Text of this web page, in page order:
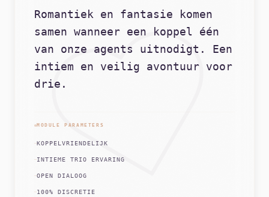
Romantiek en fantasie komen
samen wanneer een koppel één
van onze agents uitnodigt. Een
intiem en veilig avontuur voor
drie.
MODULE PARAMETERS
KOPPELVRIENDELIJK
INTIEME TRIO ERVARING
OPEN DIALOOG
100% DISCRETIE